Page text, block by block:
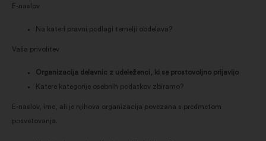
E-naslov
Na kateri pravni podlagi temelji obdelava?
Vaša privolitev
Organizacija delavnic z udeleženci, ki se prostovoljno prijavijo
Katere kategorije osebnih podatkov zbiramo?
E-naslov, ime, ali je njihova organizacija povezana s predmetom
posvetovanja.